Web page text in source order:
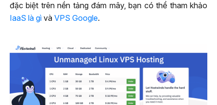
đặc biệt trên nền tảng đám mây, bạn có thể tham khảo
IaaS là gì và VPS Google.